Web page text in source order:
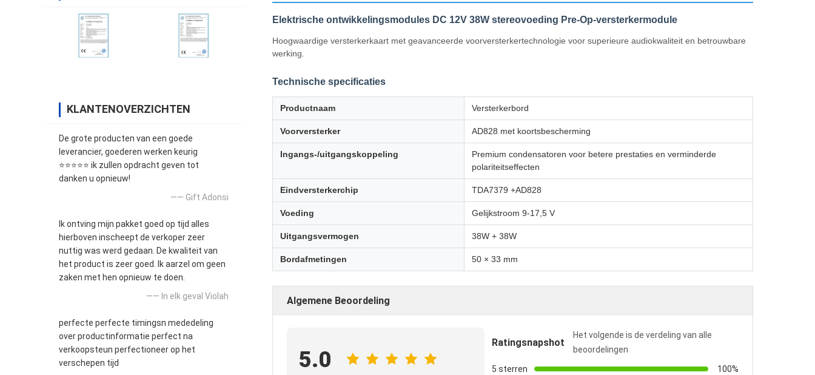
KLANTENOVERZICHTEN
De grote producten van een goede
leverancier, goederen werken keurig
⭐⭐⭐⭐⭐ ik zullen opdracht geven tot
danken u opnieuw!
—— Gift Adonsi
Ik ontving mijn pakket goed op tijd alles
hierboven inscheept de verkoper zeer
nuttig was werd gedaan. De kwaliteit van
het product is zeer goed. Ik aarzel om geen
zaken met hen opnieuw te doen.
—— In elk geval Violah
perfecte perfecte timingsn mededeling
over productinformatie perfect na
verkoopsteun perfectioneer op het
verschepen tijd
Elektrische ontwikkelingsmodules DC 12V 38W stereovoeding Pre-Op-versterkermodule
Hoogwaardige versterkerkaart met geavanceerde voorversterkertechnologie voor superieure audiokwaliteit en betrouwbare
werking.
Technische specificaties
Productnaam Versterkerbord
Voorversterker AD828 met koortsbescherming
Ingangs-/uitgangskoppeling
Premium condensatoren voor betere prestaties en verminderde
polariteitseffecten
Eindversterkerchip TDA7379 +AD828
Voeding Gelijkstroom 9-17,5 V
Uitgangsvermogen 38W + 38W
Bordafmetingen 50 × 33 mm
Algemene Beoordeling
5.0
Ratingsnapshot
Het volgende is de verdeling van alle
beoordelingen
5 sterren
100%